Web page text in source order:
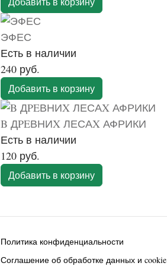
ЭФЕС
Есть в наличии
240 руб.
Добавить в корзину
B ДPEВНИX ЛЕСАX АФРИКИ
Есть в наличии
120 руб.
Добавить в корзину
Политика конфиденциальности
Соглашение об обработке данных и cookie